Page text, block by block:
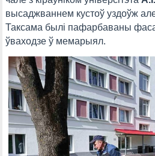
высаджваннем кустоў уздоўж
Таксама былі пафарбаваны
ўваходзе ў мемарыял.